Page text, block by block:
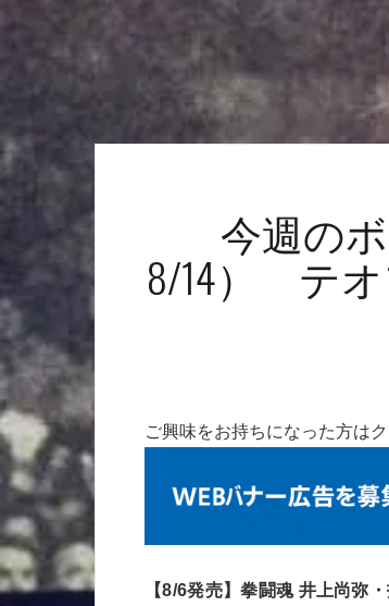
今週の
8/14） テオ
ご興味をお持ちになった方はク
【8/6発売】拳闘魂 井上尚弥